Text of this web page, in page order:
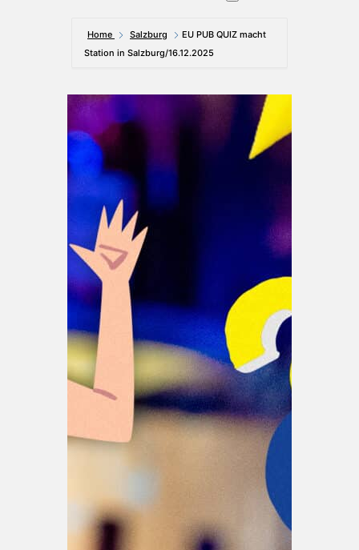
Home Salzburg
EU PUB QUIZ macht
Station in Salzburg/16.12.2025